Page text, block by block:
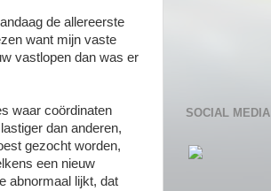
de allereerste
want mijn vaste
vastlopen dan was er
waar coördinaten
dan anderen,
gezocht worden,
een nieuw
abnormaal lijkt, dat
SOCIAL MEDIA